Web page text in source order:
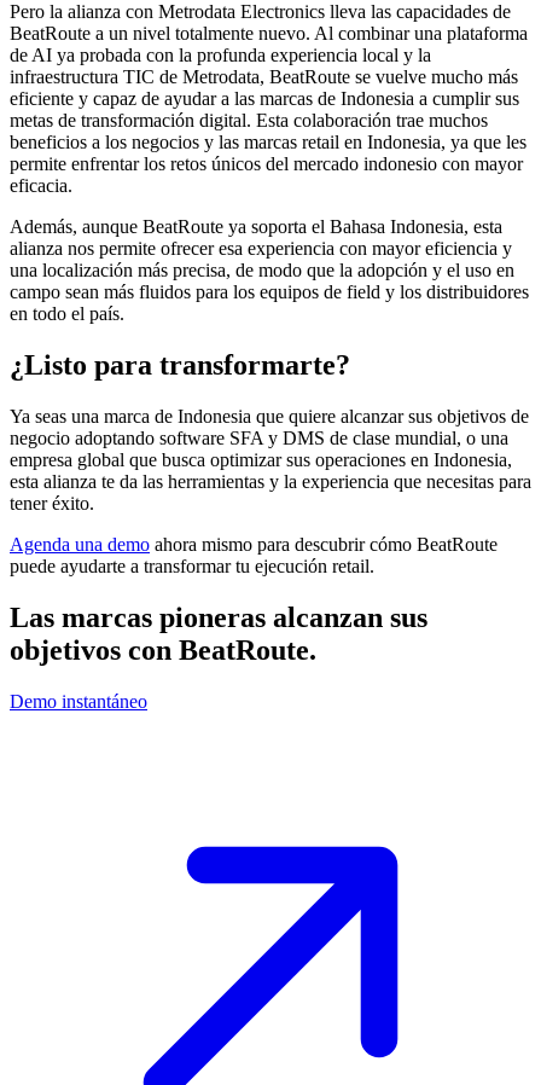
Pero la alianza con Metrodata Electronics lleva las capacidades de
BeatRoute a un nivel totalmente nuevo. Al combinar una plataforma
de AI ya probada con la profunda experiencia local y la
infraestructura TIC de Metrodata, BeatRoute se vuelve mucho más
eficiente y capaz de ayudar a las marcas de Indonesia a cumplir sus
metas de transformación digital. Esta colaboración trae muchos
beneficios a los negocios y las marcas retail en Indonesia, ya que les
permite enfrentar los retos únicos del mercado indonesio con mayor
eficacia.
Además, aunque BeatRoute ya soporta el Bahasa Indonesia, esta
alianza nos permite ofrecer esa experiencia con mayor eficiencia y
una localización más precisa, de modo que la adopción y el uso en
campo sean más fluidos para los equipos de field y los distribuidores
en todo el país.
¿Listo para transformarte?
Ya seas una marca de Indonesia que quiere alcanzar sus objetivos de
negocio adoptando software SFA y DMS de clase mundial, o una
empresa global que busca optimizar sus operaciones en Indonesia,
esta alianza te da las herramientas y la experiencia que necesitas para
tener éxito.
Agenda una demo ahora mismo para descubrir cómo BeatRoute
puede ayudarte a transformar tu ejecución retail.
Las marcas pioneras alcanzan sus
objetivos con BeatRoute.
Demo instantáneo